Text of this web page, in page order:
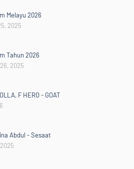
Melayu 2026
2025
Tahun 2026
2025
F HERO - GOAT
Abdul - Sesaat